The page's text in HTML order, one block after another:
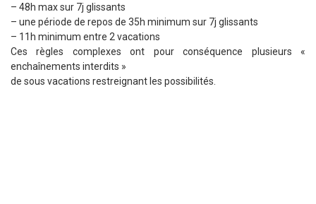
– 48h max sur 7j glissants
– une période de repos de 35h minimum sur 7j glissants
– 11h minimum entre 2 vacations
Ces règles complexes ont pour conséquence plusieurs «
enchaînements interdits »
de sous vacations restreignant les possibilités.